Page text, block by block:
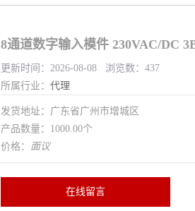
8通道数字输入模件 230VAC/DC
更新时间：2026-08-08 浏览数：437
所属行业： 代理
发货地址：广东省广州市增城区
产品数量：1000.00个
价格： 面议
在线留言